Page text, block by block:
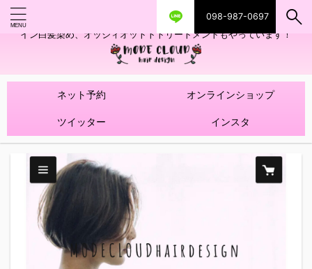
098-987-0697
艶ツヤヘアカラー！髪質改善トリートメントやハイライトを使ったデザ
イン白髪染め、オッジィオットトトリートメントもやっています！
ネット予約 オンラインショップ
ツイッター インスタ